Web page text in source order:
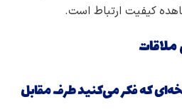
کیفیت ارتباط است.
که فکر می‌کنید طرف مقابل